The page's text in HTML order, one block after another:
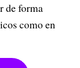
de forma
como en